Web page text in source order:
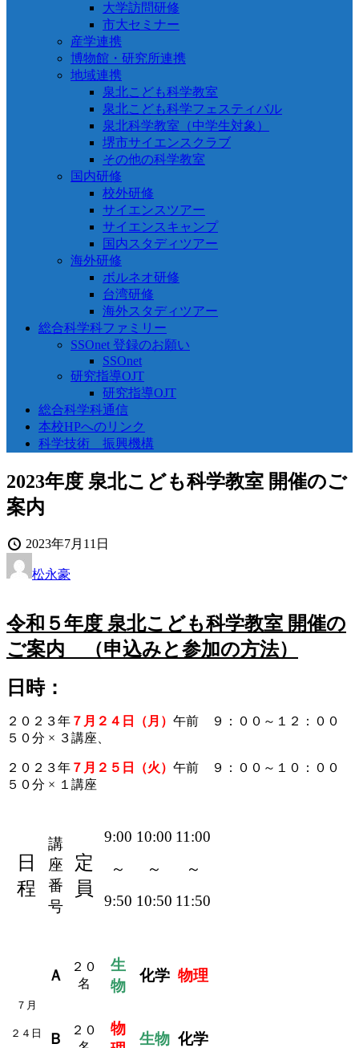
大学訪問研修
市大セミナー
産学連携
博物館・研究所連携
地域連携
泉北こども科学教室
泉北こども科学フェスティバル
泉北科学教室（中学生対象）
堺市サイエンスクラブ
その他の科学教室
国内研修
校外研修
サイエンスツアー
サイエンスキャンプ
国内スタディツアー
海外研修
ボルネオ研修
台湾研修
海外スタディツアー
総合科学科ファミリー
SSOnet 登録のお願い
SSOnet
研究指導OJT
研究指導OJT
総合科学科通信
本校HPへのリンク
科学技術 振興機構
2023年度 泉北こども科学教室 開催のご
案内
投
稿
日
2023年7月11日
稿
松永豪
令和５年度 泉北こども科学教室 開催の
ご案内 （申込みと参加の方法）
日時：
２０２３年 ７月２４日（月） 午前 ９：００～１２：００
５０分 × ３講座、
２０２３年 ７月２５日（火） 午前 ９：００～１０：００
５０分 × １講座
日
程
講
座
番
号
定
員
9:00
～
9:50
10:00
～
10:50
11:00
～
11:50
７月
２４日
Ａ
２０
名
生
物
化学 物理
Ｂ
２０
物
生物 化学